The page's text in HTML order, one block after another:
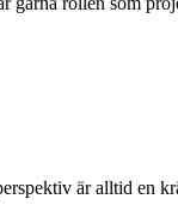
är alltid en